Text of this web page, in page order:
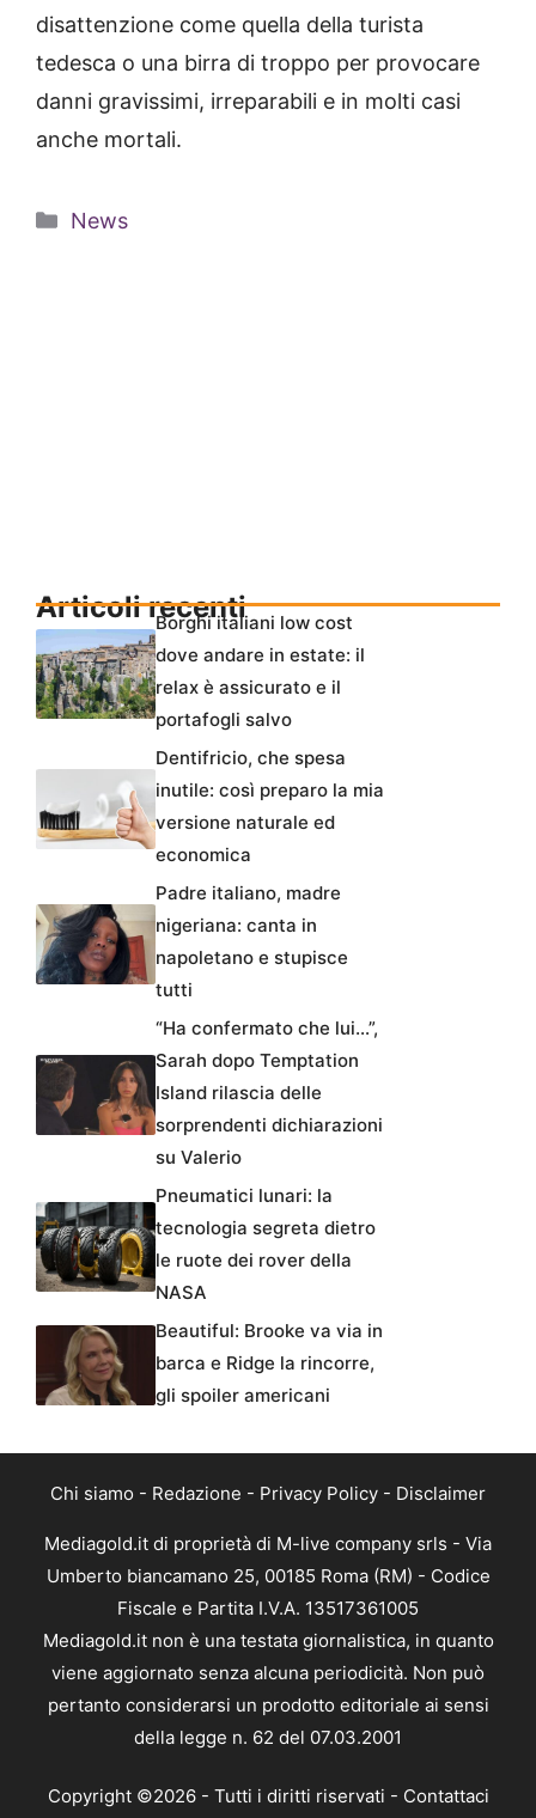
disattenzione come quella della turista
tedesca o una birra di troppo per provocare
danni gravissimi, irreparabili e in molti casi
anche mortali.
Categorie
News
Articoli recentiBorghi italiani low cost
dove andare in estate: il
relax è assicurato e il
portafogli salvo
Dentifricio, che spesa
inutile: così preparo la mia
versione naturale ed
economica
Padre italiano, madre
nigeriana: canta in
napoletano e stupisce
tutti
“Ha confermato che lui…”,
Sarah dopo Temptation
Island rilascia delle
sorprendenti dichiarazioni
su Valerio
Pneumatici lunari: la
tecnologia segreta dietro
le ruote dei rover della
NASA
Beautiful: Brooke va via in
barca e Ridge la rincorre,
gli spoiler americani
Chi siamo - Redazione - Privacy Policy - Disclaimer
Mediagold.it di proprietà di M-live company srls - Via
Umberto biancamano 25, 00185 Roma (RM) - Codice
Fiscale e Partita I.V.A. 13517361005
Mediagold.it non è una testata giornalistica, in quanto
viene aggiornato senza alcuna periodicità. Non può
pertanto considerarsi un prodotto editoriale ai sensi
della legge n. 62 del 07.03.2001
Copyright ©2026 - Tutti i diritti riservati - Contattaci